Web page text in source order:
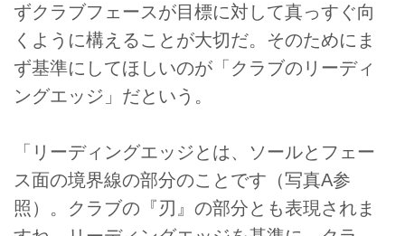
ずクラブフェースが目標に対して真っすぐ向
くように構えることが大切だ。そのためにま
ず基準にしてほしいのが「クラブのリーディ
ングエッジ」だという。
「リーディングエッジとは、ソールとフェー
ス面の境界線の部分のことです（写真A参
照）。クラブの『刃』の部分とも表現されま